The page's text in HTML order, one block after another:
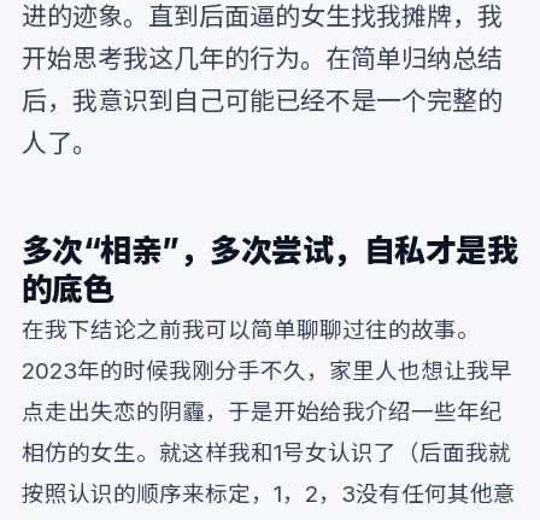
进的迹象。直到后面逼的女生找我摊牌，我
开始思考我这几年的行为。在简单归纳总结
后，我意识到自己可能已经不是一个完整的
人了。
多次“相亲”，多次尝试，自私才是我
的底色
在我下结论之前我可以简单聊聊过往的故事。
2023年的时候我刚分手不久，家里人也想让我早
点走出失恋的阴霾，于是开始给我介绍一些年纪
相仿的女生。就这样我和1号女认识了（后面我就
按照认识的顺序来标定，1，2，3没有任何其他意